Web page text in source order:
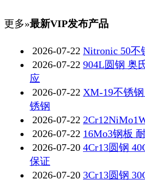
更多»最新VIP发布产品
2026-07-22 Nitronic 50不
2026-07-22 904L圆钢 奥
应
2026-07-22 XM-19不锈
锈钢
2026-07-22
2026-07-22 16Mo3钢板
2026-07-20 4Cr13圆钢
保证
2026-07-20 3Cr13圆钢